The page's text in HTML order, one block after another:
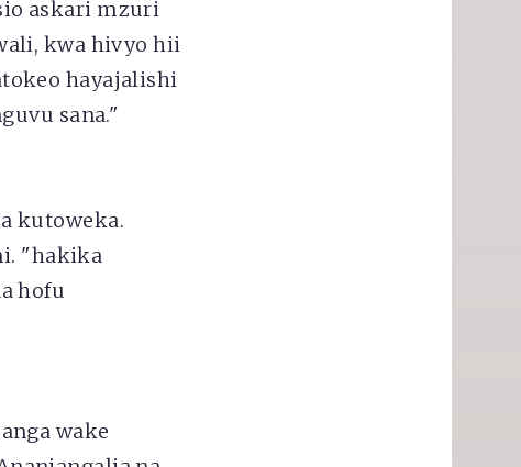
askari mzuri
kwa hivyo hii
hayajalishi
sana."
kutoweka.
"hakika
hofu
wake